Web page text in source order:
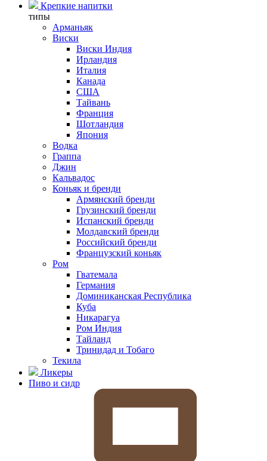
Крепкие напитки
типы
Арманьяк
Виски
Виски Индия
Ирландия
Италия
Канада
США
Тайвань
Франция
Шотландия
Япония
Водка
Граппа
Джин
Кальвадос
Коньяк и бренди
Армянский бренди
Грузинский бренди
Испанский бренди
Молдавский бренди
Российский бренди
Французский коньяк
Ром
Гватемала
Германия
Доминиканская Республика
Куба
Никарагуа
Ром Индия
Тайланд
Тринидад и Тобаго
Текила
Ликеры
Пиво и сидр